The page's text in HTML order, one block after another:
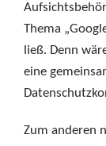
Thema
ließ. Denn
eine
Zum anderen